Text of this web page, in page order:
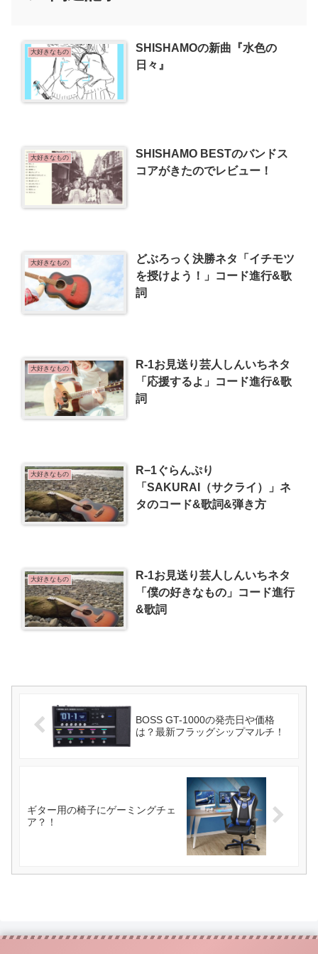
大好きなもの
SHISHAMOの新曲『水色の
日々』
大好きなもの
SHISHAMO BESTのバンドス
コアがきたのでレビュー！
大好きなもの
どぶろっく決勝ネタ「イチモツ
を授けよう！」コード進行&歌
詞
大好きなもの
R-1お見送り芸人しんいちネタ
「応援するよ」コード進行&歌
詞
大好きなもの
R−1ぐらんぷり
「SAKURAI（サクライ）」ネ
タのコード&歌詞&弾き方
大好きなもの
R-1お見送り芸人しんいちネタ
「僕の好きなもの」コード進行
&歌詞
BOSS GT-1000の発売日や価格
は？最新フラッグシップマルチ！
ギター用の椅子にゲーミングチェ
ア？！